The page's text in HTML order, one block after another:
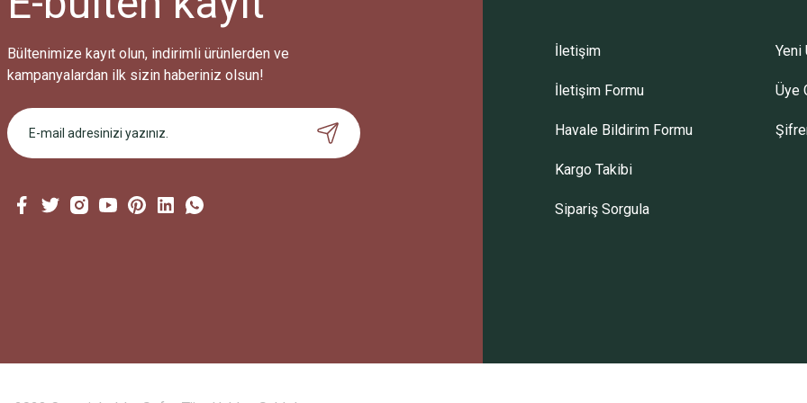
Bu ürüne benzer farklı alternatifler olmalı.
Gönder
Bültenimize kayıt olun, indirimli ürünlerden ve
kampanyalardan ilk sizin haberiniz olsun!
İletişim
İletişim Formu
Havale Bildirim Formu
Kargo Takibi
Sipariş Sorgula
Yeni
Üye